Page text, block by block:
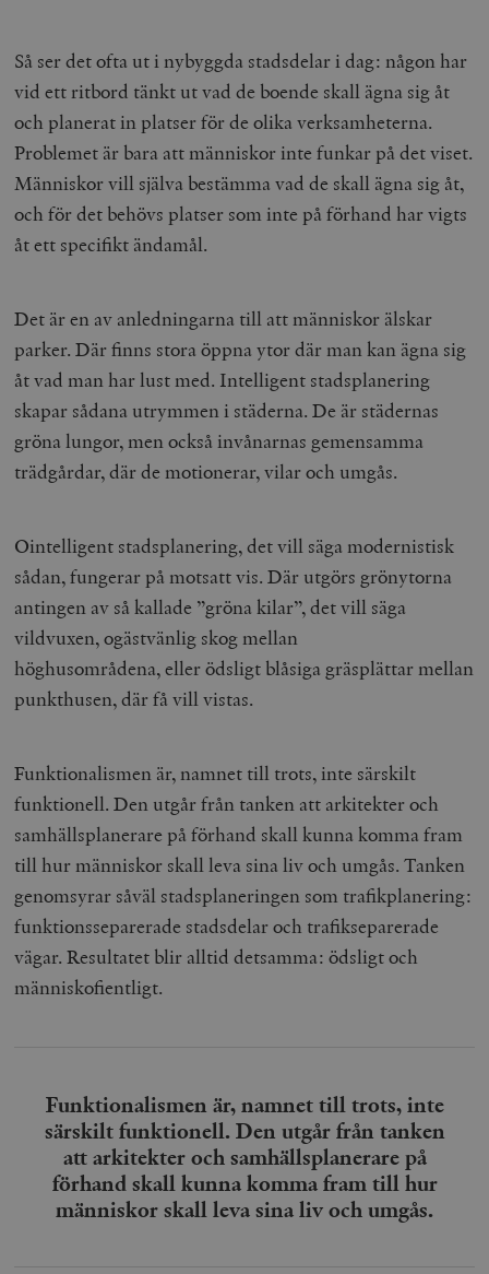
Så ser det ofta ut i nybyggda stadsdelar i dag: någon har
vid ett ritbord tänkt ut vad de boende skall ägna sig åt
och planerat in platser för de olika verksamheterna.
Problemet är bara att människor inte funkar på det viset.
Människor vill själva bestämma vad de skall ägna sig åt,
och för det behövs platser som inte på förhand har vigts
åt ett specifikt ändamål.
Det är en av anledningarna till att människor älskar
parker. Där finns stora öppna ytor där man kan ägna sig
åt vad man har lust med. Intelligent stadsplanering
skapar sådana utrymmen i städerna. De är städernas
gröna lungor, men också invånarnas gemensamma
trädgårdar, där de motionerar, vilar och umgås.
Ointelligent stadsplanering, det vill säga modernistisk
sådan, fungerar på motsatt vis. Där utgörs grönytorna
antingen av så kallade ”gröna kilar”, det vill säga
vildvuxen, ogästvänlig skog mellan
höghusområdena,eller ödsligt blåsiga gräsplättar mellan
punkthusen, där få vill vistas.
Funktionalismen är, namnet till trots, inte särskilt
funktionell. Den utgår från tanken att arkitekter och
samhällsplanerare på förhand skall kunna komma fram
till hur människor skall leva sina liv och umgås. Tanken
genomsyrar såväl stadsplaneringen som trafikplanering:
funktionsseparerade stadsdelar och trafikseparerade
vägar. Resultatet blir alltid detsamma: ödsligt och
människofientligt.
Funktionalismen är, namnet till trots, inte
särskilt funktionell. Den utgår från tanken
att arkitekter och samhällsplanerare på
förhand skall kunna komma fram till hur
människor skall leva sina liv och umgås.